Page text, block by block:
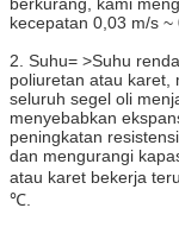
kecepatan 0,03 m/s
2. Suhu= >Suhu
poliuretan atau karet,
seluruh segel oli
menyebabkan
peningkatan
dan mengurangi
atau karet bekerja
℃.